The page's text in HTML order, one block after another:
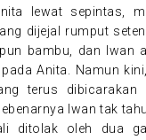
lewat sepintas,
dijejal rumput
bambu, dan Iwan
Anita. Namun
terus dibicarakan
Iwan tak
ditolak oleh dua